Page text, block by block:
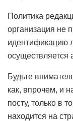
Политика
организация не
идентификацию
осуществляется
Будьте
как, впрочем, и
посту, только в
находится на